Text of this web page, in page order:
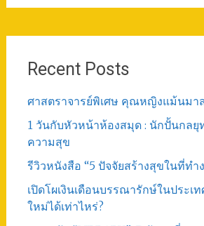
Recent Posts
ศาสตราจารย์พิเศษ คุณหญิงแม้นมา
1 วันกับหัวหน้าห้องสมุด : นักปั้นกลยุ
ความสุข
รีวิวหนังสือ “5 ปัจจัยสร้างสุขในที่ท
เปิดโผเงินเดือนบรรณารักษ์ในประเ
ใหม่ได้เท่าไหร่?